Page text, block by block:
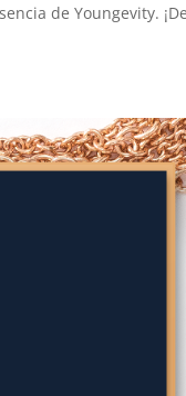
de Youngevity.